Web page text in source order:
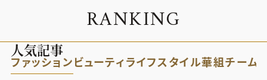
RANKING
人気記事
ファッション ビューティライフスタイル華組チーム